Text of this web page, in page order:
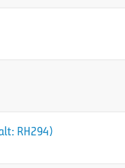
RH294)